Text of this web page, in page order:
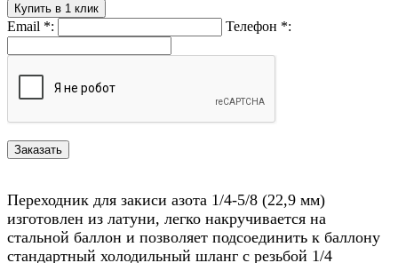
Купить в 1 клик
Email *: Телефон *:
Переходник для закиси азота 1/4-5/8 (22,9 мм)
изготовлен из латуни, легко накручивается на
стальной баллон и позволяет подсоединить к баллону
стандартный холодильный шланг с резьбой 1/4